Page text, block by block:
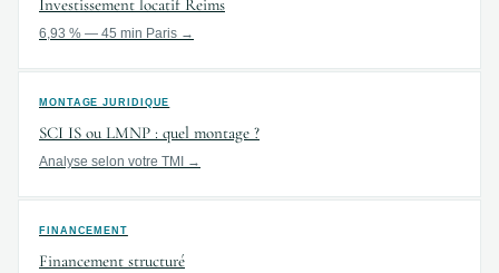
Investissement locatif Reims
6,93 % — 45 min Paris →
MONTAGE JURIDIQUE
SCI IS ou LMNP : quel montage ?
Analyse selon votre TMI →
FINANCEMENT
Financement structuré